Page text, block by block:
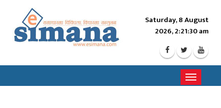
Saturday, 8 August
2026, 2:21:31 am
Toggle